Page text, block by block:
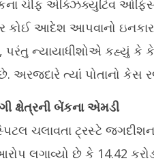
અરજી
ગુજરાતમાં છેલ્લા 4 વર્ષમાં
સિકલસેલના દર્દીઓને 14
July
4,
2025
ચીફ એક્ઝિક્યુટિવ
આદેશ આપવાનો ઇનકાર
પરંતુ ન્યાયાધીશોએ કહ્યું કે
છે. અરજદારે ત્યાં પોતાનો
ક્ષેત્રની બેંકના એમડી
ચલાવતા ટ્રસ્ટે જગદીશન
લગાવ્યો છે કે 14.42